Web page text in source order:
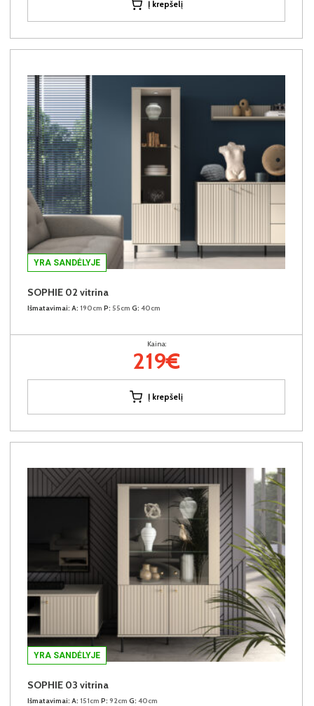
Į krepšelį
YRA SANDĖLYJE
SOPHIE 02 vitrina
Išmatavimai: A: 190cm P: 55cm G: 40cm
Kaina:
219€
Į krepšelį
YRA SANDĖLYJE
SOPHIE 03 vitrina
Išmatavimai: A: 151cm P: 92cm G: 40cm